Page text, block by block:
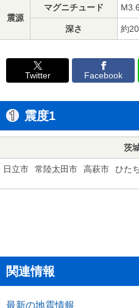
震源
マグニチュード M3.6
深さ 約
Twitter Facebook
震度1
茨
日立市 常陸太田市 高萩市 ひた
関連情報
最新の地震情報